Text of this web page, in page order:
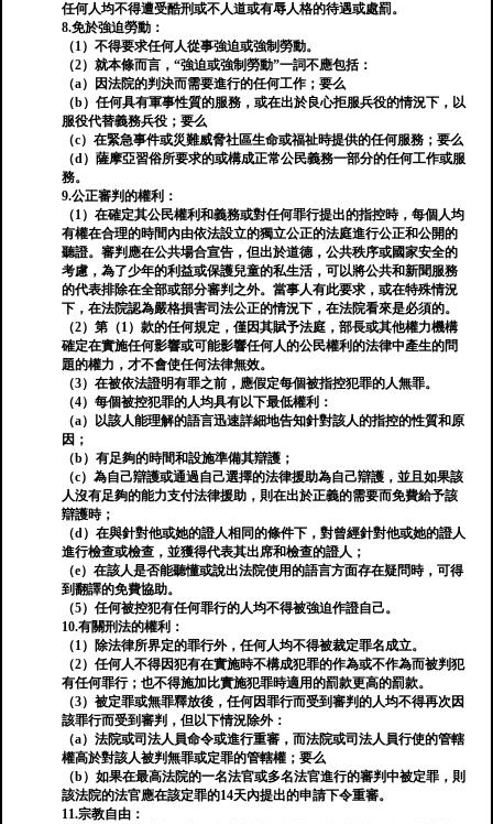
任何人均不得遭受酷刑或不人道或有辱人格的待遇或處罰。
8.免於強迫勞動：
（1）不得要求任何人從事強迫或強制勞動。
（2）就本條而言，“強迫或強制勞動”一詞不應包括：
（a）因法院的判決而需要進行的任何工作；要么
（b）任何具有軍事性質的服務，或在出於良心拒服兵役的情況下，以
服役代替義務兵役；要么
（c）在緊急事件或災難威脅社區生命或福祉時提供的任何服務；要么
（d）薩摩亞習俗所要求的或構成正常公民義務一部分的任何工作或服
務。
9.公正審判的權利：
（1）在確定其公民權利和義務或對任何罪行提出的指控時，每個人均
有權在合理的時間內由依法設立的獨立公正的法庭進行公正和公開的
聽證。審判應在公共場合宣告，但出於道德，公共秩序或國家安全的
考慮，為了少年的利益或保護兒童的私生活，可以將公共和新聞服務
的代表排除在全部或部分審判之外。當事人有此要求，或在特殊情況
下，在法院認為嚴格損害司法公正的情況下，在法院看來是必須的。
（2）第（1）款的任何規定，僅因其賦予法庭，部長或其他權力機構
確定在實施任何影響或可能影響任何人的公民權利的法律中產生的問
題的權力，才不會使任何法律無效。
（3）在被依法證明有罪之前，應假定每個被指控犯罪的人無罪。
（4）每個被控犯罪的人均具有以下最低權利：
（a）以該人能理解的語言迅速詳細地告知針對該人的指控的性質和原
因；
（b）有足夠的時間和設施準備其辯護；
（c）為自己辯護或通過自己選擇的法律援助為自己辯護，並且如果該
人沒有足夠的能力支付法律援助，則在出於正義的需要而免費給予該
辯護時；
（d）在與針對他或她的證人相同的條件下，對曾經針對他或她的證人
進行檢查或檢查，並獲得代表其出席和檢查的證人；
（e）在該人是否能聽懂或說出法院使用的語言方面存在疑問時，可得
到翻譯的免費協助。
（5）任何被控犯有任何罪行的人均不得被強迫作證自己。
10.有關刑法的權利：
（1）除法律所界定的罪行外，任何人均不得被裁定罪名成立。
（2）任何人不得因犯有在實施時不構成犯罪的作為或不作為而被判犯
有任何罪行；也不得施加比實施犯罪時適用的罰款更高的罰款。
（3）被定罪或無罪釋放後，任何因罪行而受到審判的人均不得再次因
該罪行而受到審判，但以下情況除外：
（a）法院或司法人員命令或進行重審，而法院或司法人員行使的管轄
權高於對該人被判無罪或定罪的管轄權；要么
（b）如果在最高法院的一名法官或多名法官進行的審判中被定罪，則
該法院的法官應在該定罪的14天內提出的申請下令重審。
11.宗教自由：